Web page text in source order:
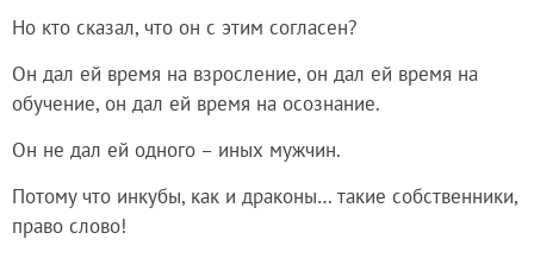
Но кто сказал, что он с этим согласен?
Он дал ей время на взросление, он дал ей время на
обучение, он дал ей время на осознание.
Он не дал ей одного – иных мужчин.
Потому что инкубы, как и драконы… такие собственники,
право слово!